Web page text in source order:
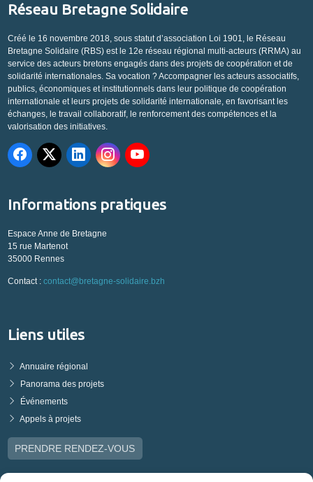
Réseau Bretagne Solidaire
Créé le 16 novembre 2018, sous statut d’association Loi 1901, le Réseau
Bretagne Solidaire (RBS) est le 12e réseau régional multi-acteurs (RRMA) au
service des acteurs bretons engagés dans des projets de coopération et de
solidarité internationales. Sa vocation ? Accompagner les acteurs associatifs,
publics, économiques et institutionnels dans leur politique de coopération
internationale et leurs projets de solidarité internationale, en favorisant les
échanges, le travail collaboratif, le renforcement des compétences et la
valorisation des initiatives.
Informations pratiques
Espace Anne de Bretagne
15 rue Martenot
35000 Rennes
Contact : contact@bretagne-solidaire.bzh
Liens utiles
Annuaire régional
Panorama des projets
Événements
Appels à projets
PRENDRE RENDEZ-VOUS